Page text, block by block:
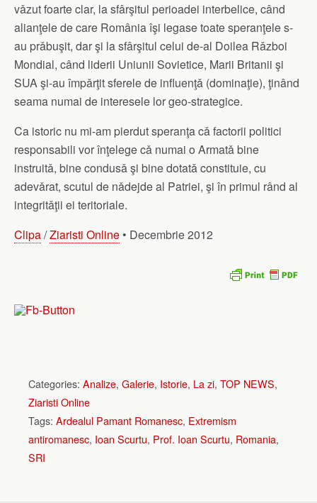
vǎzut foarte clar, la sfârşitul perioadei interbelice, când
alianţele de care România îşi legase toate speranţele s-
au prǎbuşit, dar şi la sfârşitul celui de-al Doilea Rǎzboi
Mondial, când liderii Uniunii Sovietice, Marii Britanii şi
SUA şi-au împǎrţit sferele de influenţǎ (dominaţie), ţinând
seama numai de interesele lor geo-strategice.
Ca istoric nu mi-am pierdut speranţa cǎ factorii politici
responsabili vor înţelege cǎ numai o Armatǎ bine
instruitǎ, bine condusǎ şi bine dotatǎ constituie, cu
adevǎrat, scutul de nǎdejde al Patriei, şi în primul rând al
integritǎţii ei teritoriale.
Clipa/Ziaristi Online • Decembrie 2012
Categories: Analize, Galerie, Istorie, La zi, TOP NEWS,
Ziaristi Online
Tags: Ardealul Pamant Romanesc, Extremism
antiromanesc, Ioan Scurtu, Prof. Ioan Scurtu, Romania,
SRI